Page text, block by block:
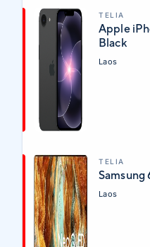
TELIA
Apple
Black
Laos
TELIA
Laos